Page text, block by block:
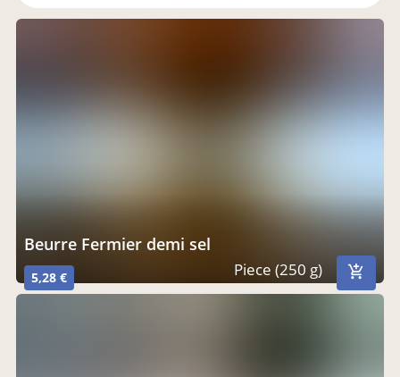
Beurre Fermier demi sel
5,28 € Piece (250 g)